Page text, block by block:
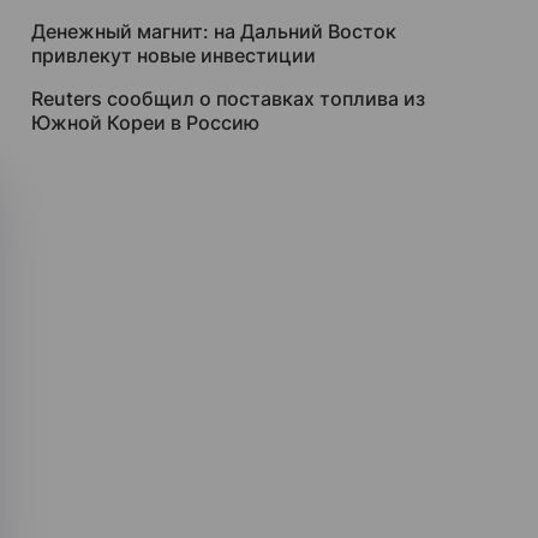
Денежный магнит: на Дальний Восток
привлекут новые инвестиции
Reuters сообщил о поставках топлива из
Южной Кореи в Россию